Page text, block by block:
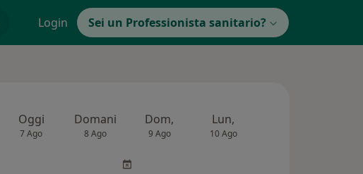
Login Sei un Professionista sanitario?
Oggi
7 Ago
Domani
8 Ago
Dom,
9 Ago
Lun,
10 Ago